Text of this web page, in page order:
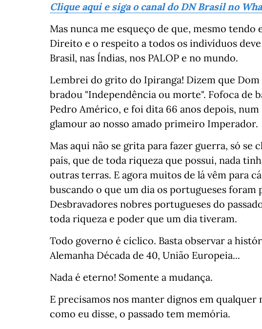
Clique aqui e siga o canal do DN Brasil no
Mas nunca me esqueço de que, mesmo tendo
Direito e o respeito a todos os indivíduos
Brasil, nas Índias, nos PALOP e no mundo.
Lembrei do grito do Ipiranga! Dizem que
bradou "Independência ou morte". Fofoca de
Pedro Américo, e foi dita 66 anos depois,
glamour ao nosso amado primeiro Imperador.
Mas aqui não se grita para fazer guerra, só
país, que de toda riqueza que possui, nada
outras terras. E agora muitos de lá vêm para
buscando o que um dia os portugueses
Desbravadores nobres portugueses do
toda riqueza e poder que um dia tiveram.
Todo governo é cíclico. Basta observar a
Alemanha Década de 40, União Europeia...
Nada é eterno! Somente a mudança.
E precisamos nos manter dignos em
como eu disse, o passado tem memória.